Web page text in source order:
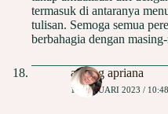
termasuk di antaranya
tulisan. Semoga semua
berbahagia dengan
antung apriana
18 JANUARI 2023 / 10:48